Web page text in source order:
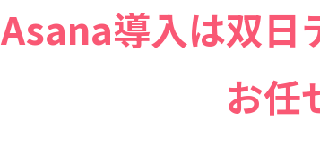
Asana導入は双日
お任